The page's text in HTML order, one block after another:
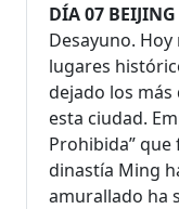
DÍA 07 BEIJING
Desayuno.
lugares
dejado los más
esta ciudad.
Prohibida” que
dinastía Ming
amurallado ha